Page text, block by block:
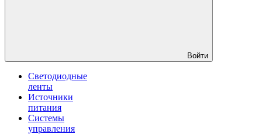
Войти
Светодиодные
ленты
Источники
питания
Системы
управления